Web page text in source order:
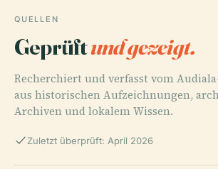
QUELLEN
Geprüftund gezeigt.
Recherchiert und verfasst vom
aus historischen Aufzeichnungen,
Archiven und lokalem Wissen.
Zuletzt überprüft: April 2026